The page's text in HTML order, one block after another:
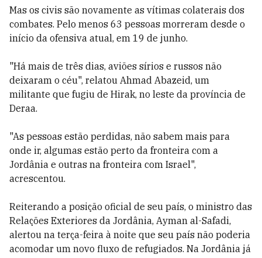
Mas os civis são novamente as vítimas colaterais dos
combates. Pelo menos 63 pessoas morreram desde o
início da ofensiva atual, em 19 de junho.
"Há mais de três dias, aviões sírios e russos não
deixaram o céu", relatou Ahmad Abazeid, um
militante que fugiu de Hirak, no leste da província de
Deraa.
"As pessoas estão perdidas, não sabem mais para
onde ir, algumas estão perto da fronteira com a
Jordânia e outras na fronteira com Israel",
acrescentou.
Reiterando a posição oficial de seu país, o ministro das
Relações Exteriores da Jordânia, Ayman al-Safadi,
alertou na terça-feira à noite que seu país não poderia
acomodar um novo fluxo de refugiados. Na Jordânia já